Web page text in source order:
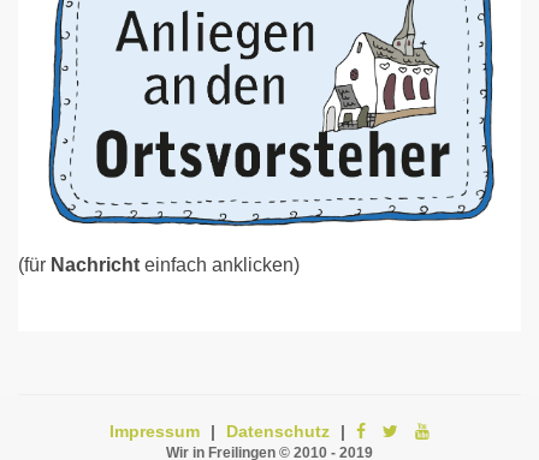
(für Nachricht einfach anklicken)
Impressum | Datenschutz |
Wir in Freilingen © 2010 - 2019